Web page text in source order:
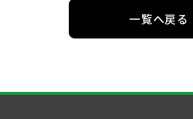
LEIS-600N2-HVS-50K一覧へ戻る